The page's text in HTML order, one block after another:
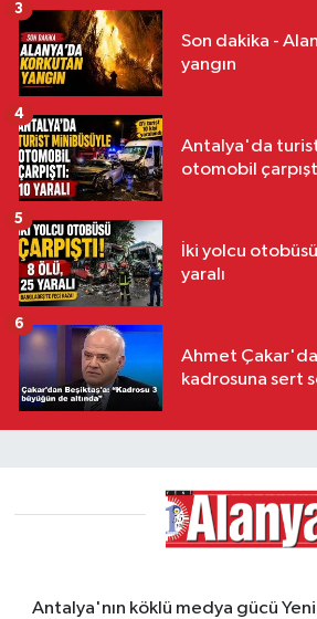
Son dakika -
yangın
3
Antalya'da
otomobil
4
İki yolcu
yaralı
5
Ahmet
kadrosuna sert
6
Antalya'nın köklü medya gücü